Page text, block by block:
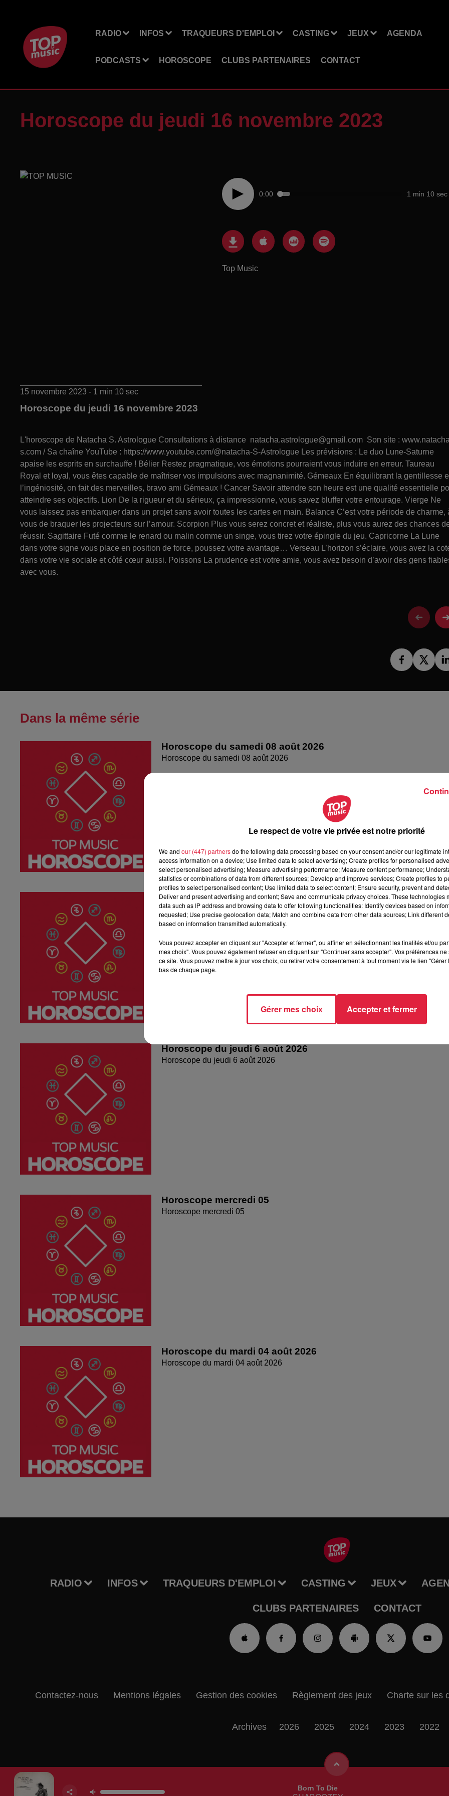
RADIO INFOS TRAQUEURS D'EMPLOI CASTING JEUX AGENDA
PODCASTS HOROSCOPE CLUBS PARTENAIRES CONTACT
Horoscope du jeudi 16 novembre 2023
0:00 1 min 10 sec
Top Music
15 novembre 2023 - 1 min 10 sec
Horoscope du jeudi 16 novembre 2023
L'horoscope de Natacha S. Astrologue Consultations à distance natacha.astrologue@gmail.com Son site :
s.com / Sa chaîne YouTube : https://www.youtube.com/@natacha-S-Astrologue Les prévisions : Le duo Lune-Saturne
apaise les esprits en surchauffe ! Bélier Restez pragmatique, vos émotions pourraient vous induire en erreur. Taureau
Royal et loyal, vous êtes capable de maîtriser vos impulsions avec magnanimité. Gémeaux En équilibrant la gentillesse
l’ingéniosité, on fait des merveilles, bravo ami Gémeaux ! Cancer Savoir attendre son heure est une qualité essentielle
atteindre ses objectifs. Lion De la rigueur et du sérieux, ça impressionne, vous savez bluffer votre entourage. Vierge Ne
vous laissez pas embarquer dans un projet sans avoir toutes les cartes en main. Balance C’est votre période de charme,
vous de braquer les projecteurs sur l’amour. Scorpion Plus vous serez concret et réaliste, plus vous aurez des chances
réussir. Sagittaire Futé comme le renard ou malin comme un singe, vous tirez votre épingle du jeu. Capricorne La Lune
dans votre signe vous place en position de force, poussez votre avantage… Verseau L’horizon s’éclaire, vous avez la
dans votre vie sociale et côté cœur aussi. Poissons La prudence est votre amie, vous avez besoin d’avoir des gens
avec vous.
Dans la même série
Horoscope du samedi 08 août 2026
Horoscope du samedi 08 août 2026
Horoscope du vendredi 07 août 2026
Horoscope du vendredi 07 août 2026
Horoscope du jeudi 6 août 2026
Horoscope du jeudi 6 août 2026
Horoscope mercredi 05
Horoscope mercredi 05
Horoscope du mardi 04 août 2026
Horoscope du mardi 04 août 2026
RADIO INFOS TRAQUEURS D'EMPLOI CASTING JEUX
CLUBS PARTENAIRES CONTACT
Born To Die
Contactez-nous Mentions légales Gestion des cookies Règlement des jeux Charte sur les
Archives 2026 2025 2024 2023 2022
Le respect de votre vie privée est notre priorité
We and our (447) partnersdo the following data processing based on your consent and/or our legitimate
access information on a device; Use limited data to select advertising; Create profiles for personalised
select personalised advertising; Measure advertising performance; Measure content performance;
statistics or combinations of data from different sources; Develop and improve services; Create profiles to
profiles to select personalised content; Use limited data to select content; Ensure security, prevent and
Deliver and present advertising and content; Save and communicate privacy choices. These technologies
data such as IP address and browsing data to offer following functionalities: Identify devices based on
requested; Use precise geolocation data; Match and combine data from other data sources; Link different
based on information transmitted automatically.
Vous pouvez accepter en cliquant sur "Accepter et fermer", ou affiner en sélectionnant les finalités et/ou
mes choix". Vous pouvez également refuser en cliquant sur "Continuer sans accepter". Vos préférences
ce site. Vous pouvez mettre à jour vos choix, ou retirer votre consentement à tout moment via le lien
bas de chaque page.
Gérer mes choix Accepter et fermer